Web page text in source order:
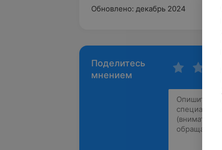
Обновлено: декабрь 2024
Поделитесь
мнением